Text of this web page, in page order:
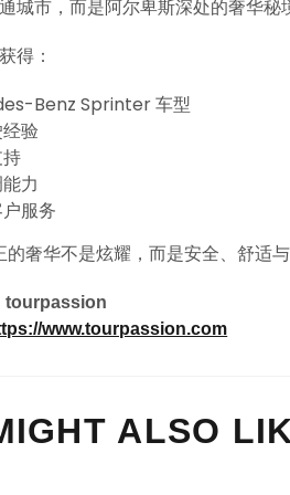
城市，而是阿尔卑斯深处的奢华秘
得：
Benz Sprinter 车型
验
力
服务
奢华不是炫耀，而是安全、舒适与
tourpassion
www.tourpassion.com
ALSO